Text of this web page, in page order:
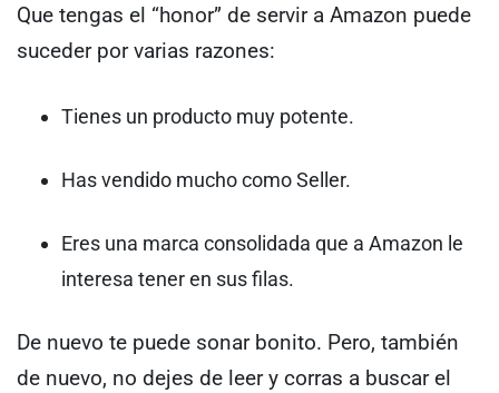
Que tengas el “honor” de servir a Amazon puede
suceder por varias razones:
Tienes un producto muy potente.
Has vendido mucho como Seller.
Eres una marca consolidada que a Amazon le
interesa tener en sus filas.
De nuevo te puede sonar bonito. Pero, también
de nuevo, no dejes de leer y corras a buscar el